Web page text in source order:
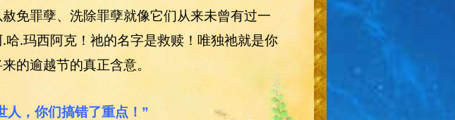
免罪孽、洗除罪孽就像它们从来未曾有过一
.玛西阿克！祂的名字是救赎！唯独祂就是你
的逾越节的真正含意。
人，你们搞错了重点！”